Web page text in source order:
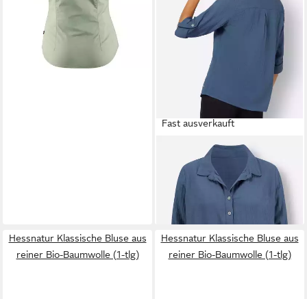
Fast ausverkauft
Klassische Bluse Bluse
Langarm
ab 34,99 €
Hessnatur Klassische Bluse aus
reiner Bio-Baumwolle (1-tlg)
Hessnatur Klassische Bluse aus
reiner Bio-Baumwolle (1-tlg)